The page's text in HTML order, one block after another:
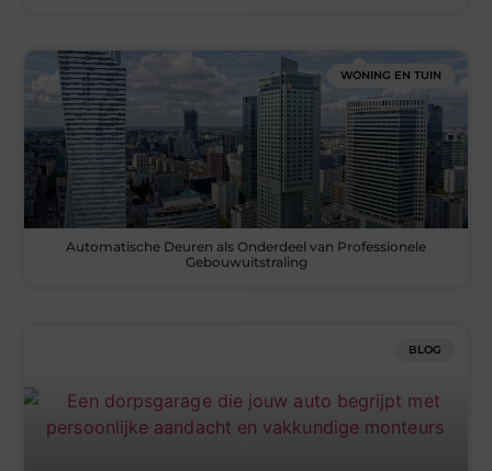
WONING EN TUIN
Automatische Deuren als Onderdeel van Professionele
Gebouwuitstraling
BLOG